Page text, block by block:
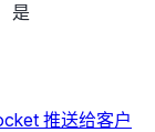
是
推送给客户